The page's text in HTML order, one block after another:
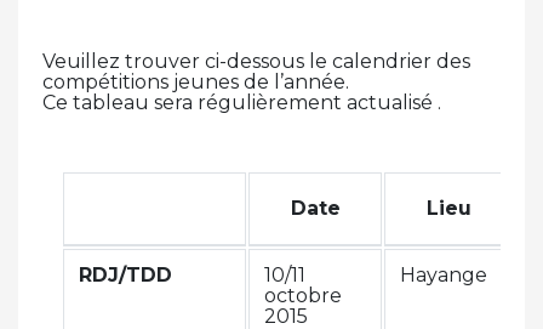
Veuillez trouver ci-dessous le calendrier des
compétitions jeunes de l’année.
Ce tableau sera régulièrement actualisé .
Date Lieu
RDJ/TDD
10/11
octobre
2015
Hayange